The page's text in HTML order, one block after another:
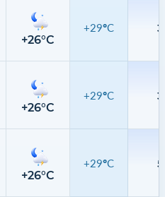
+26°C
+29°C
+26°C
+29°C
+26°C
+29°C